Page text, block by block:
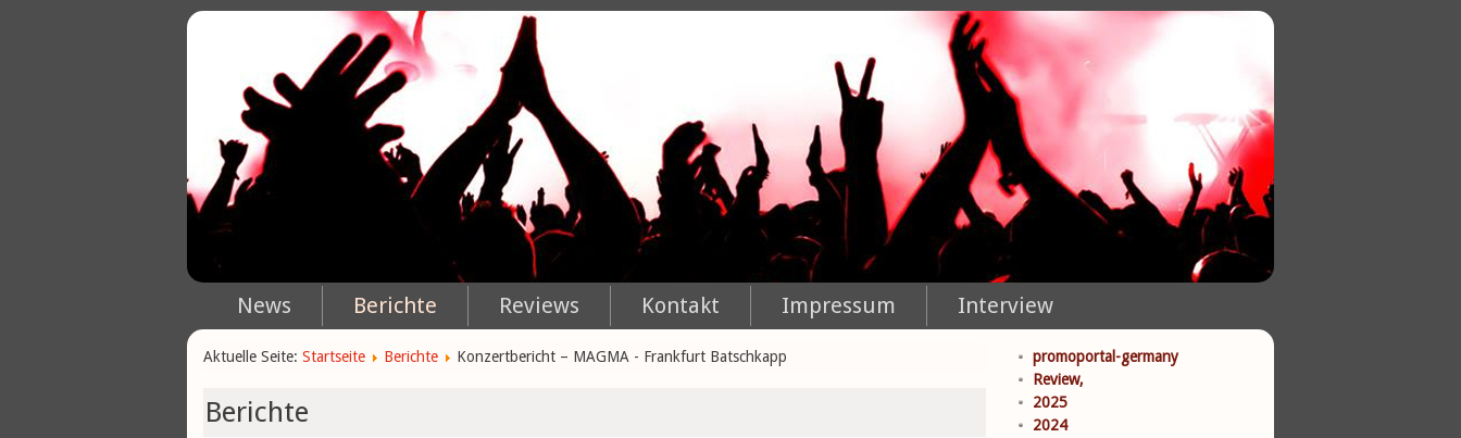
News Berichte Reviews Kontakt Impressum Interview
Aktuelle Seite: Startseite Berichte Konzertbericht – MAGMA - Frankfurt Batschkapp
Berichte
promoportal-germany
Review,
2025
2024